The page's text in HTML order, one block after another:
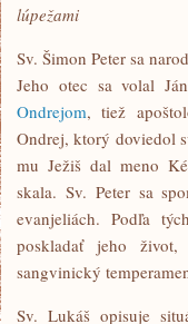
lúpežami
Sv. Šimon Peter sa
Jeho otec sa volal
Ondrejom, tiež
Ondrej, ktorý doviedol
mu Ježiš dal meno
skala. Sv. Peter sa
evanjeliách. Podľa
poskladať jeho
sangvinický
Sv. Lukáš opisuje